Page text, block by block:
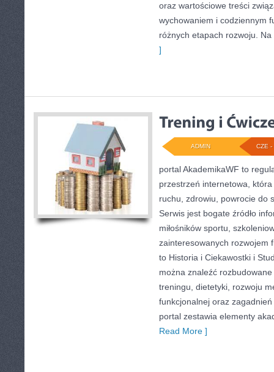
oraz wartościowe treści
wychowaniem i codziennym
różnych etapach rozwoju. Na
]
CZE -
ADMIN
portal AkademikaWF to
przestrzeń internetowa,
ruchu, zdrowiu, powrocie do
Serwis jest bogate źródło
miłośników sportu,
zainteresowanych rozwojem
to Historia i Ciekawostki i
można znaleźć
treningu, dietetyki, rozwoju
funkcjonalnej oraz
portal zestawia elementy
Read More ]